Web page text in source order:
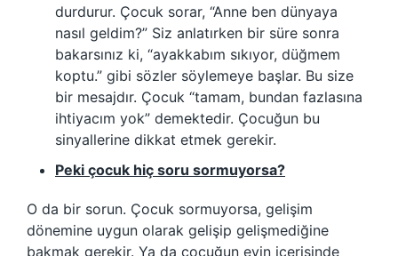
durdurur. Çocuk sorar, “Anne ben dünyaya
nasıl geldim?” Siz anlatırken bir süre sonra
bakarsınız ki, “ayakkabım sıkıyor, düğmem
koptu.” gibi sözler söylemeye başlar. Bu size
bir mesajdır. Çocuk “tamam, bundan fazlasına
ihtiyacım yok” demektedir. Çocuğun bu
sinyallerine dikkat etmek gerekir.
Peki çocuk hiç soru sormuyorsa?
O da bir sorun. Çocuk sormuyorsa, gelişim
dönemine uygun olarak gelişip gelişmediğine
bakmak gerekir. Ya da çocuğun evin içerisinde